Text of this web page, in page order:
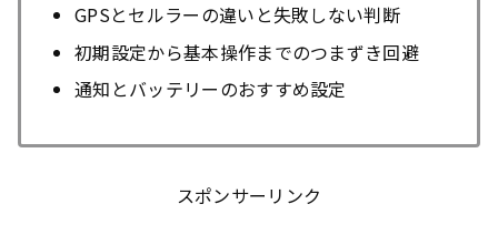
GPSとセルラーの違いと失敗しない判断
初期設定から基本操作までのつまずき回避
通知とバッテリーのおすすめ設定
スポンサーリンク